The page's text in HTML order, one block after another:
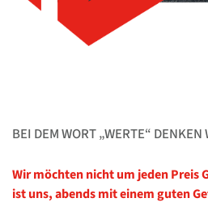
BEI DEM WORT „WERTE“
Wir möchten nicht um jeden Preis
ist uns, abends mit einem guten